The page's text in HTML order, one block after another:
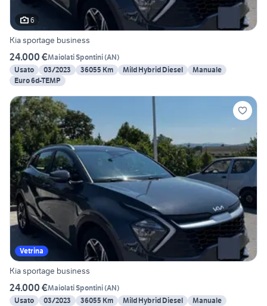
6
Kia sportage business
24.000 €Maiolati Spontini(AN)
Usato
03/2023 36055 Km Mild Hybrid Diesel
Manuale
Euro 6d-TEMP
Vetrina
Kia sportage business
24.000 €Maiolati Spontini(AN)
Usato
03/2023 36055 Km Mild Hybrid Diesel
Manuale